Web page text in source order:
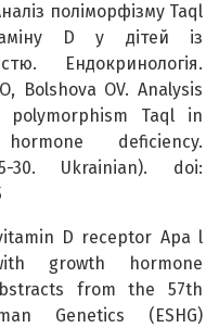
поліморфізму Taql
D у дітей із
Ендокринологія.
Bolshova OV. Analysis
Taql in
deficiency.
30. Ukrainian). doi:
D receptor Apa l
growth hormone
from the 57th
Genetics (ESHG)